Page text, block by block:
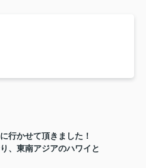
行かせて頂きました！
、東南アジアのハワイと